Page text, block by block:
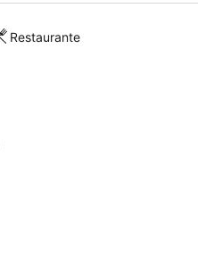
Restaurante